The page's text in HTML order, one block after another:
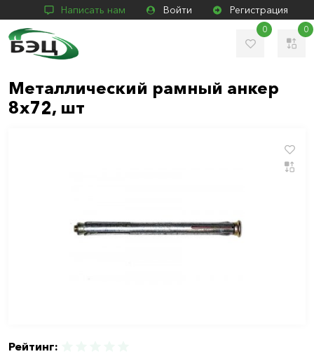
Написать нам Войти Регистрация
0 0
Металлический рамный анкер
8х72, шт
Рейтинг: